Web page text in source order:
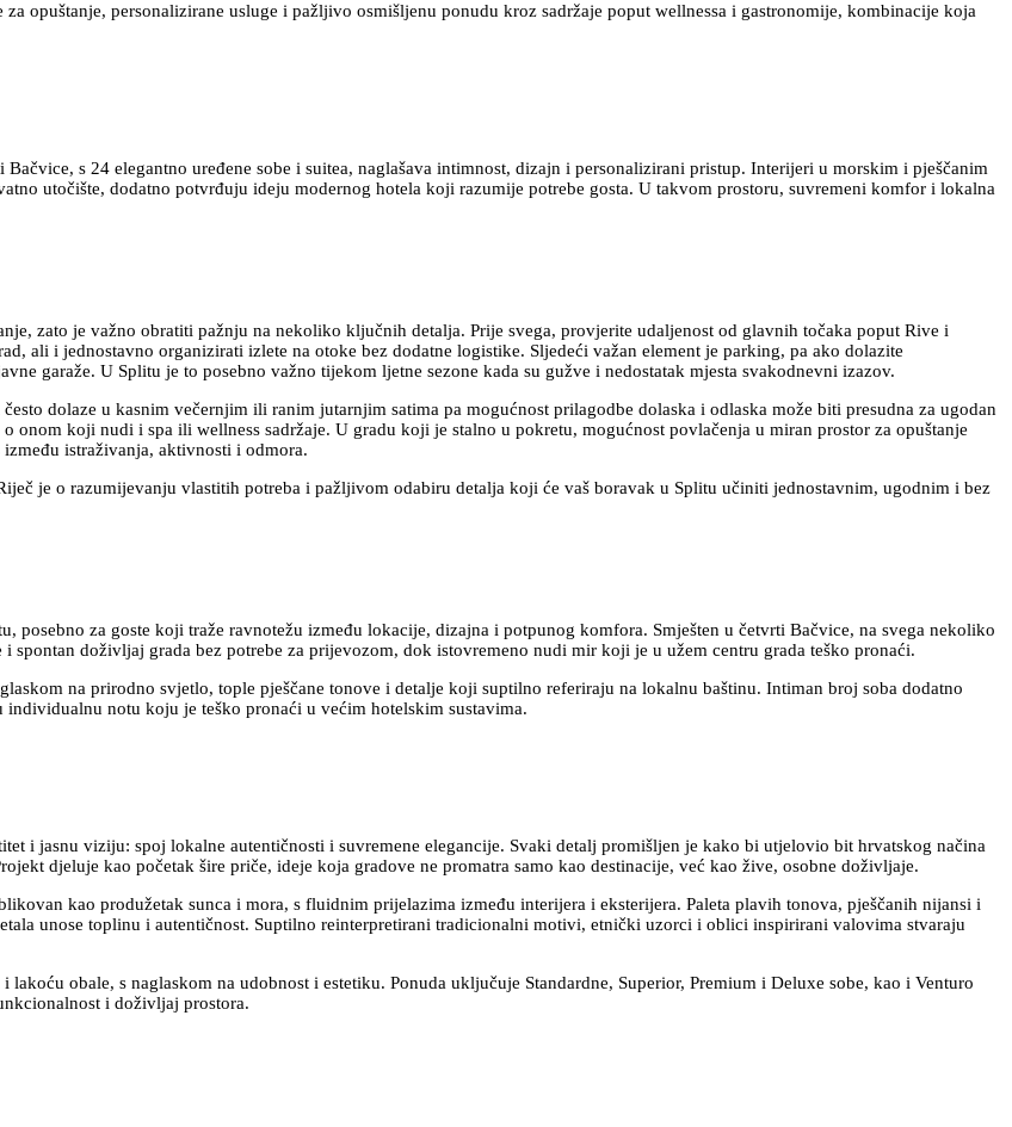
opuštanje, personalizirane usluge i pažljivo osmišljenu ponudu kroz sadržaje poput wellnessa i gastronomije, kombinacije koja
s 24 elegantno uređene sobe i suitea, naglašava intimnost, dizajn i personalizirani pristup. Interijeri u morskim i pješčanim
utočište, dodatno potvrđuju ideju modernog hotela koji razumije potrebe gosta. U takvom prostoru, suvremeni komfor i lokalna
zato je važno obratiti pažnju na nekoliko ključnih detalja. Prije svega, provjerite udaljenost od glavnih točaka poput Rive i
ali i jednostavno organizirati izlete na otoke bez dodatne logistike. Sljedeći važan element je parking, pa ako dolazite
garaže. U Splitu je to posebno važno tijekom ljetne sezone kada su gužve i nedostatak mjesta svakodnevni izazov.
dolaze u kasnim večernjim ili ranim jutarnjim satima pa mogućnost prilagodbe dolaska i odlaska može biti presudna za ugodan
onom koji nudi i spa ili wellness sadržaje. U gradu koji je stalno u pokretu, mogućnost povlačenja u miran prostor za opuštanje
istraživanja, aktivnosti i odmora.
je o razumijevanju vlastitih potreba i pažljivom odabiru detalja koji će vaš boravak u Splitu učiniti jednostavnim, ugodnim i bez
posebno za goste koji traže ravnotežu između lokacije, dizajna i potpunog komfora. Smješten u četvrti Bačvice, na svega nekoliko
spontan doživljaj grada bez potrebe za prijevozom, dok istovremeno nudi mir koji je u užem centru grada teško pronaći.
na prirodno svjetlo, tople pješčane tonove i detalje koji suptilno referiraju na lokalnu baštinu. Intiman broj soba dodatno
notu koju je teško pronaći u većim hotelskim sustavima.
i jasnu viziju: spoj lokalne autentičnosti i suvremene elegancije. Svaki detalj promišljen je kako bi utjelovio bit hrvatskog načina
djeluje kao početak šire priče, ideje koja gradove ne promatra samo kao destinacije, već kao žive, osobne doživljaje.
kao produžetak sunca i mora, s fluidnim prijelazima između interijera i eksterijera. Paleta plavih tonova, pješčanih nijansi i
unose toplinu i autentičnost. Suptilno reinterpretirani tradicionalni motivi, etnički uzorci i oblici inspirirani valovima stvaraju
obale, s naglaskom na udobnost i estetiku. Ponuda uključuje Standardne, Superior, Premium i Deluxe sobe, kao i Venturo
i doživljaj prostora.